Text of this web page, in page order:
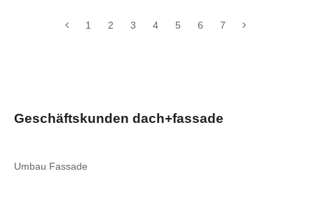
1 2 3 4 5 6 7
Geschäftskunden dach+fassade
Umbau Fassade